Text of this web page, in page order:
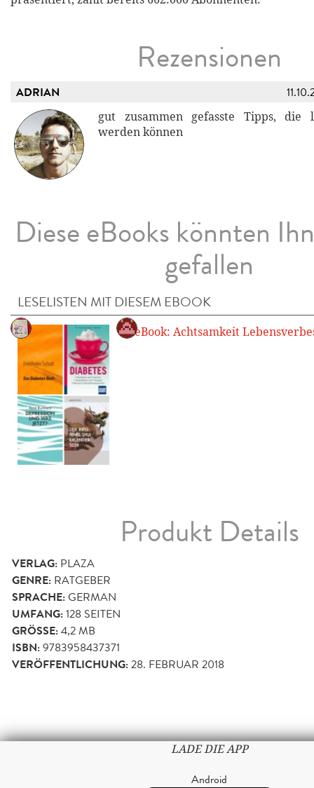
Rezensionen
ADRIAN
gut zusammen gefasste Tipps, die
werden können
Diese eBooks könnten
gefallen
LESELISTEN MIT DIESEM EBOOK
Produkt Details
VERLAG: PLAZA
GENRE: RATGEBER
SPRACHE:GERMAN
UMFANG:128 SEITEN
GRÖSSE: 4,2 MB
ISBN:9783958437371
VERÖFFENTLICHUNG:28. FEBRUAR 2018
LADE DIE APP
Android